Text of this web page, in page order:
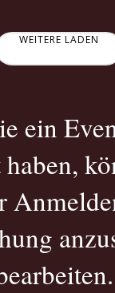
WEITERE LADEN
ein